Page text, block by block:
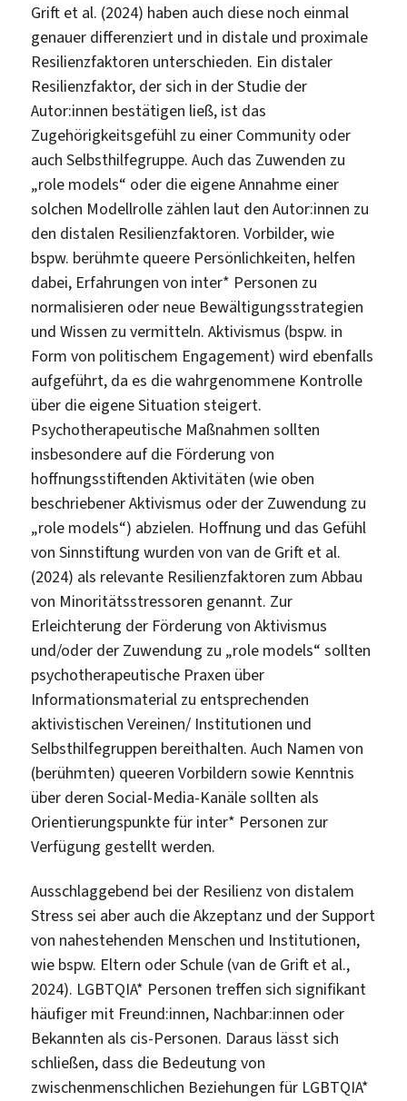
Grift et al. (2024) haben auch diese noch einmal
genauer differenziert und in distale und proximale
Resilienzfaktoren unterschieden. Ein distaler
Resilienzfaktor, der sich in der Studie der
Autor:innen bestätigen ließ, ist das
Zugehörigkeitsgefühl zu einer Community oder
auch Selbsthilfegruppe. Auch das Zuwenden zu
„role models“ oder die eigene Annahme einer
solchen Modellrolle zählen laut den Autor:innen zu
den distalen Resilienzfaktoren. Vorbilder, wie
bspw. berühmte queere Persönlichkeiten, helfen
dabei, Erfahrungen von inter* Personen zu
normalisieren oder neue Bewältigungsstrategien
und Wissen zu vermitteln. Aktivismus (bspw. in
Form von politischem Engagement) wird ebenfalls
aufgeführt, da es die wahrgenommene Kontrolle
über die eigene Situation steigert.
Psychotherapeutische Maßnahmen sollten
insbesondere auf die Förderung von
hoffnungsstiftenden Aktivitäten (wie oben
beschriebener Aktivismus oder der Zuwendung zu
„role models“) abzielen. Hoffnung und das Gefühl
von Sinnstiftung wurden von van de Grift et al.
(2024) als relevante Resilienzfaktoren zum Abbau
von Minoritätsstressoren genannt. Zur
Erleichterung der Förderung von Aktivismus
und/oder der Zuwendung zu „role models“ sollten
psychotherapeutische Praxen über
Informationsmaterial zu entsprechenden
aktivistischen Vereinen/ Institutionen und
Selbsthilfegruppen bereithalten. Auch Namen von
(berühmten) queeren Vorbildern sowie Kenntnis
über deren Social-Media-Kanäle sollten als
Orientierungspunkte für inter* Personen zur
Verfügung gestellt werden.
Ausschlaggebend bei der Resilienz von distalem
Stress sei aber auch die Akzeptanz und der Support
von nahestehenden Menschen und Institutionen,
wie bspw. Eltern oder Schule (van de Grift et al.,
2024). LGBTQIA* Personen treffen sich signifikant
häufiger mit Freund:innen, Nachbar:innen oder
Bekannten als cis-Personen. Daraus lässt sich
schließen, dass die Bedeutung von
zwischenmenschlichen Beziehungen für LGBTQIA*